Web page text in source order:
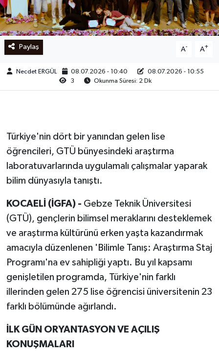
Paylaş A- A+
Necdet ERGÜL 08.07.2026 - 10:40
08.07.2026 - 10:55
3
Okunma Süresi: 2 Dk
Türkiye'nin dört bir yanından gelen lise
öğrencileri, GTÜ bünyesindeki araştırma
laboratuvarlarında uygulamalı çalışmalar yaparak
bilim dünyasıyla tanıştı.
KOCAELİ (İGFA) - Gebze Teknik Üniversitesi
(GTÜ), gençlerin bilimsel meraklarını desteklemek
ve araştırma kültürünü erken yaşta kazandırmak
amacıyla düzenlenen 'Bilimle Tanış: Araştırma Staj
Programı'na ev sahipliği yaptı. Bu yıl kapsamı
genişletilen programda, Türkiye'nin farklı
illerinden gelen 275 lise öğrencisi üniversitenin 23
farklı bölümünde ağırlandı.
İLK GÜN ORYANTASYON VE AÇILIŞ
KONUŞMALARI
Ege
İzmir
İletişim
Künye